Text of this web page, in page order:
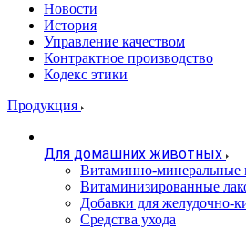
Новости
История
Управление качеством
Контрактное производство
Кодекс этики
Продукция
Для домашних животных
Витаминно-минеральные
Витаминизированные
Добавки для желудочно-
Средства ухода